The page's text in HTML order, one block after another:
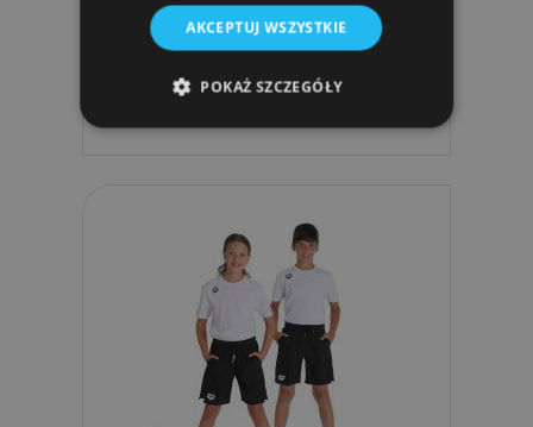
Koszulka Arena JUNIOR Team T-Shirt
Panel
116,99 zł
AKCEPTUJ WSZYSTKIE
POKAŻ SZCZEGÓŁY